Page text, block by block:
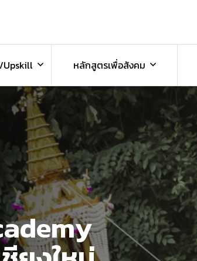
Upskill หลักสูตรเพื่อสังคม